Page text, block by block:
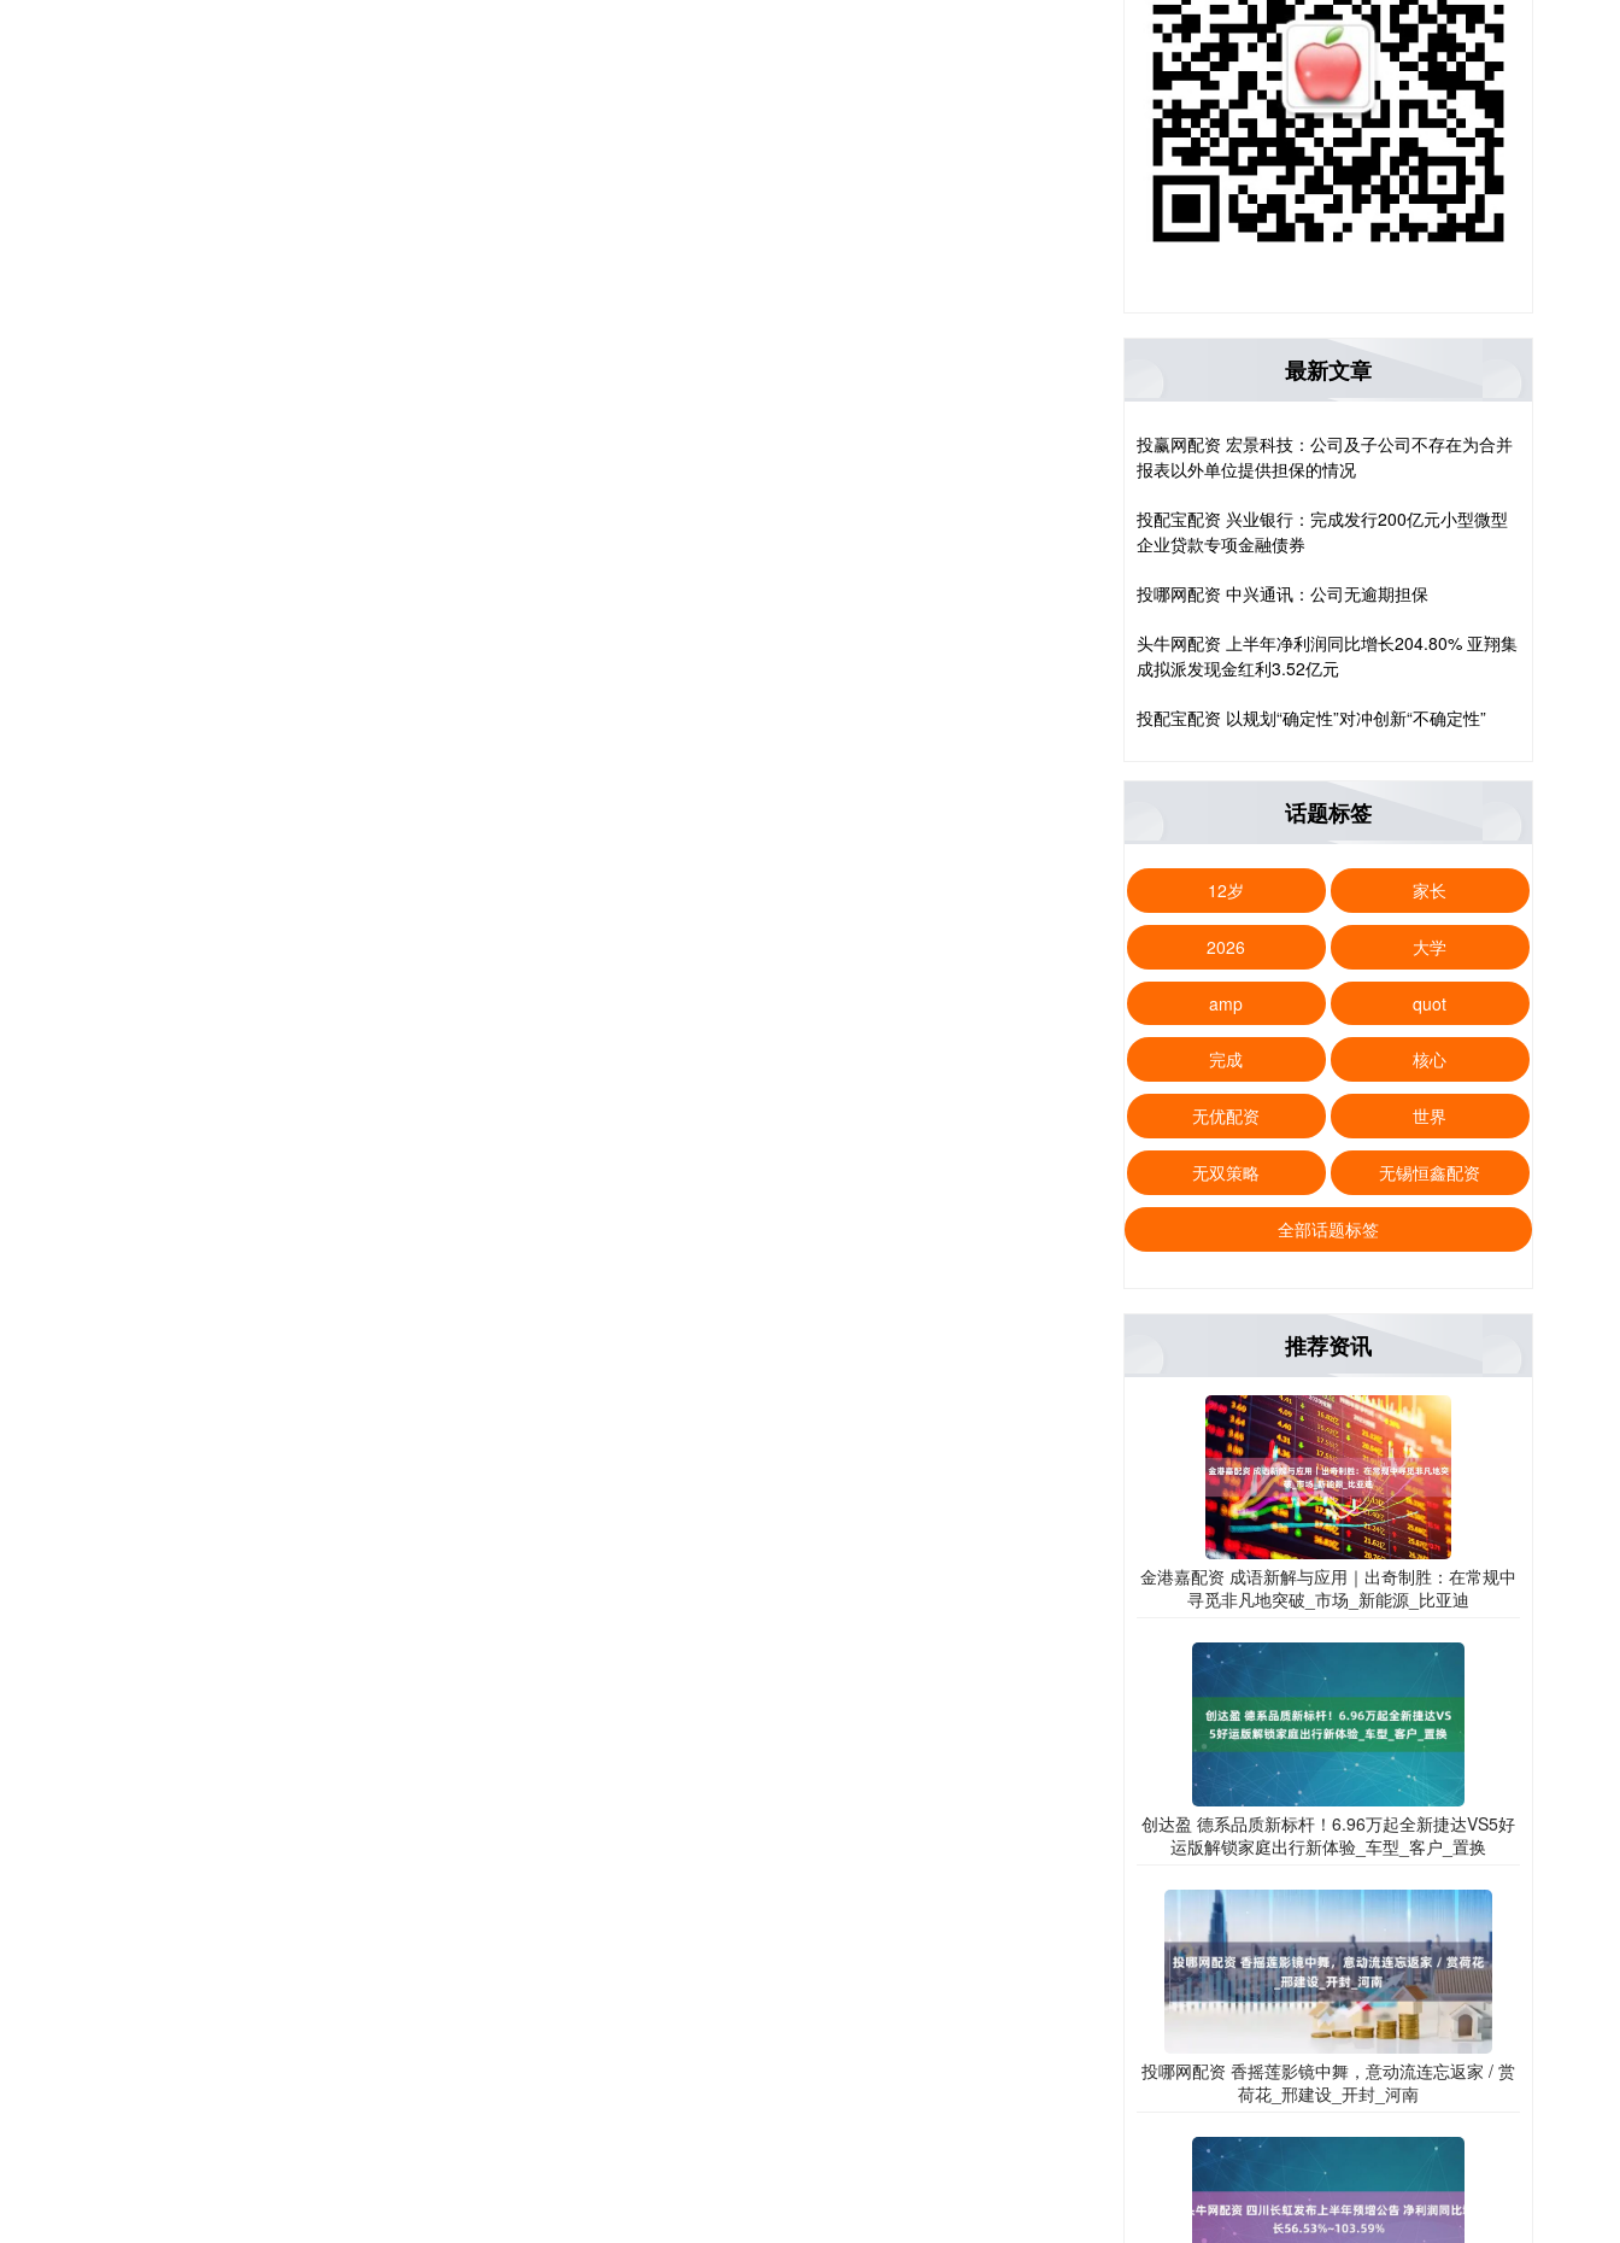
最新文章
投赢网配资 宏景科技：公司及子公司不存在为合并
报表以外单位提供担保的情况
投配宝配资 兴业银行：完成发行200亿元小型微型
企业贷款专项金融债券
投哪网配资 中兴通讯：公司无逾期担保
头牛网配资 上半年净利润同比增长204.80% 亚翔集
成拟派发现金红利3.52亿元
投配宝配资 以规划“确定性”对冲创新“不确定性”
话题标签
12岁 家长
2026 大学
amp quot
完成 核心
无优配资 世界
无双策略 无锡恒鑫配资
全部话题标签
推荐资讯
金港嘉配资 成语新解与应用｜出奇制胜：在常规中
寻觅非凡地突破_市场_新能源_比亚迪
创达盈 德系品质新标杆！6.96万起全新捷达VS5好
运版解锁家庭出行新体验_车型_客户_置换
投哪网配资 香摇莲影镜中舞，意动流连忘返家 / 赏
荷花_邢建设_开封_河南